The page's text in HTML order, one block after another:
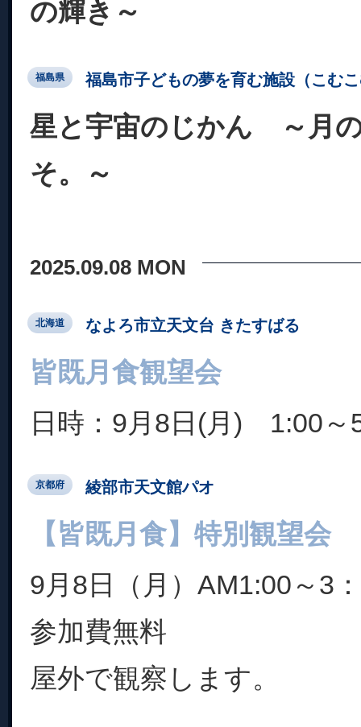
の輝き～
福島県 福島市子どもの夢を育む施設（こむ
星と宇宙のじかん ～月
そ。～
2025.09.08 MON
北海道 なよろ市立天文台 きたすばる
皆既月食観望会
日時：9月8日(月) 1:00～
京都府 綾部市天文館パオ
【皆既月食】特別観望会
9月8日（月）AM1:00～3
参加費無料
屋外で観察します。